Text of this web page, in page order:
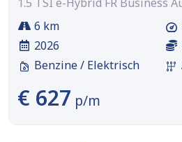
6 km
2026
Benzine / Elektrisch
€ 627 p/m